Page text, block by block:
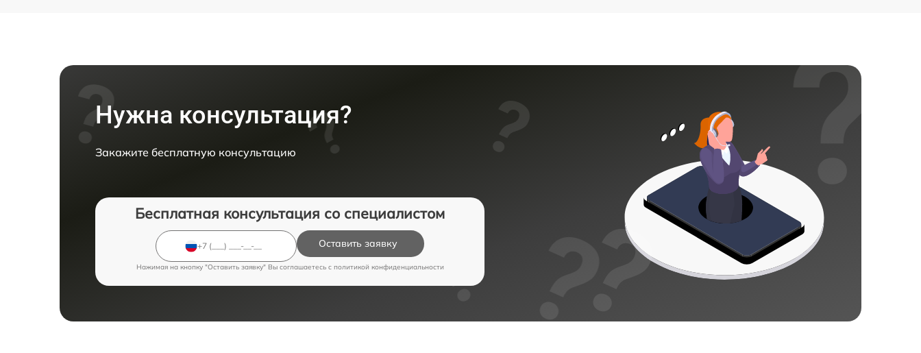
Нужна консультация?
Закажите бесплатную консультацию
Бесплатная консультация со специалистом
Оставить заявку
Нажимая на кнопку "Оставить заявку" Вы соглашаетесь c политикой конфиденциальности